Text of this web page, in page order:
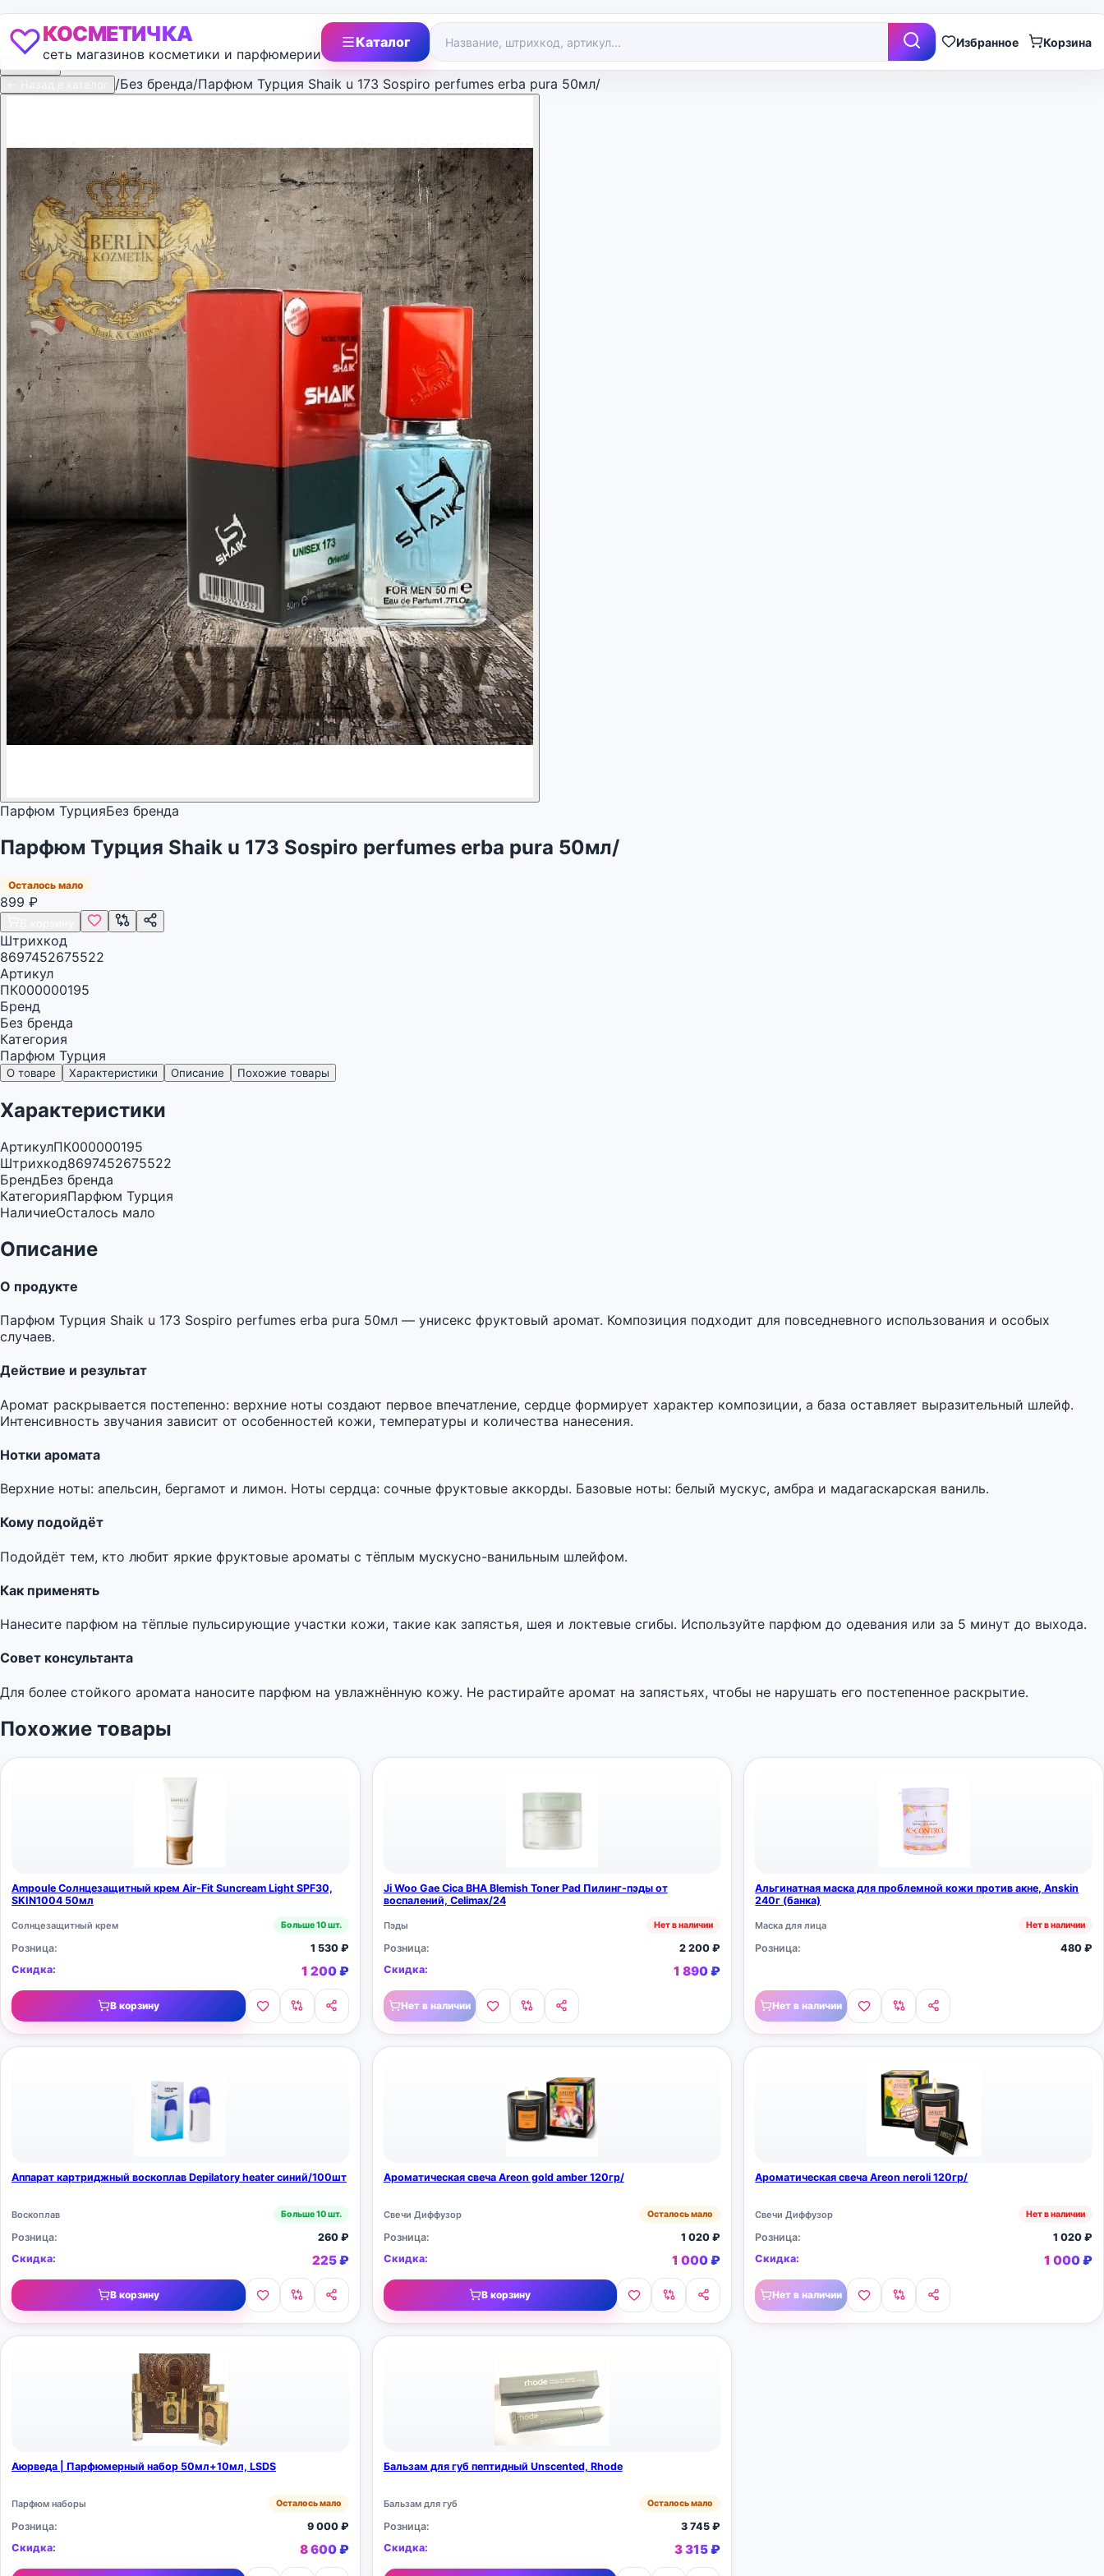
♡КОСМЕТИЧКА
сеть магазинов косметики и парфюмерии
Каталог Избранное Корзина
/Без бренда/Парфюм Турция Shaik u 173 Sospiro perfumes erba pura 50мл/
Парфюм ТурцияБез бренда
Парфюм Турция Shaik u 173 Sospiro perfumes erba pura 50мл/
Осталось мало
899 ₽
Штрихкод
8697452675522
Артикул
ПК000000195
Бренд
Без бренда
Категория
Парфюм Турция
О товаре Характеристики Описание Похожие товары
Характеристики
АртикулПК000000195
Штрихкод8697452675522
БрендБез бренда
КатегорияПарфюм Турция
НаличиеОсталось мало
Описание
О продукте
Парфюм Турция Shaik u 173 Sospiro perfumes erba pura 50мл — унисекс фруктовый аромат. Композиция подходит для повседневного использования и особых
случаев.
Действие и результат
Аромат раскрывается постепенно: верхние ноты создают первое впечатление, сердце формирует характер композиции, а база оставляет выразительный шлейф.
Интенсивность звучания зависит от особенностей кожи, температуры и количества нанесения.
Нотки аромата
Верхние ноты: апельсин, бергамот и лимон. Ноты сердца: сочные фруктовые аккорды. Базовые ноты: белый мускус, амбра и мадагаскарская ваниль.
Кому подойдёт
Подойдёт тем, кто любит яркие фруктовые ароматы с тёплым мускусно-ванильным шлейфом.
Как применять
Нанесите парфюм на тёплые пульсирующие участки кожи, такие как запястья, шея и локтевые сгибы. Используйте парфюм до одевания или за 5 минут до выхода.
Совет консультанта
Для более стойкого аромата наносите парфюм на увлажнённую кожу. Не растирайте аромат на запястьях, чтобы не нарушать его постепенное раскрытие.
Похожие товары
Ampoule Солнцезащитный крем Air-Fit Suncream Light SPF30,
SKIN1004 50мл
Солнцезащитный крем Больше 10 шт.
Розница: 1 530₽
Скидка:
1 200₽
В корзину
Ji Woo Gae Cica BHA Blemish Toner Pad Пилинг-пэды от
воспалений, Celimax/24
Пэды Нет в наличии
Розница: 2 200 ₽
Скидка:
1 890₽
Нет в наличии
Альгинатная маска для проблемной кожи против акне, Anskin
240г (банка)
Маска для лица Нет в наличии
Розница: 480₽
Нет в наличии
Аппарат картриджный воскоплав Depilatory heater синий/100шт
Воскоплав Больше 10 шт.
Розница: 260₽
Скидка:
225₽
В корзину
Ароматическая свеча Areon gold amber 120гр/
Свечи Диффузор Осталось мало
Розница: 1 020 ₽
Скидка:
1 000₽
В корзину
Ароматическая свеча Areon neroli 120гр/
Свечи Диффузор Нет в наличии
Розница: 1 020₽
Скидка:
1 000₽
Нет в наличии
Аюрведа | Парфюмерный набор 50мл+10мл, LSDS
Парфюм наборы Осталось мало
Розница: 9 000₽
Скидка:
8 600₽
Бальзам для губ пептидный Unscented, Rhode
Бальзам для губ Осталось мало
Розница: 3 745 ₽
Скидка:
3 315₽